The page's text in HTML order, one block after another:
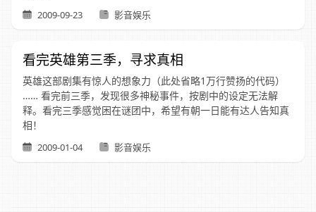
2009-09-23 影音娱乐
看完英雄第三季，寻求真相
英雄这部剧集有惊人的想象力（此处省略1万行赞扬的代码）
…… 看完前三季，发现很多神秘事件，按剧中的设定无法解
释。看完三季感觉困在谜团中，希望有朝一日能有达人告知真
相！
2009-01-04 影音娱乐